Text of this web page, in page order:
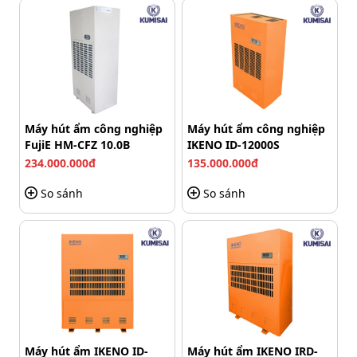
chắn đã mở hoàn toàn, phương tiện sẽ di chuyển qua
khu vực kiểm soát. Trong quá trình này, hệ thống có thể
kết hợp cảm biến an toàn để hạn chế va chạm.
Cách barrier tự động Came G4000 vận hành trong thực
Máy hút ẩm công nghiệp
FujiE HM-CFZ 10.0B
234.000.000đ
So sánh
Máy hút ẩm công nghiệp
IKENO ID-12000S
135.000.000đ
So sánh
Máy hút ẩm IKENO ID-
Máy hút ẩm IKENO IRD-